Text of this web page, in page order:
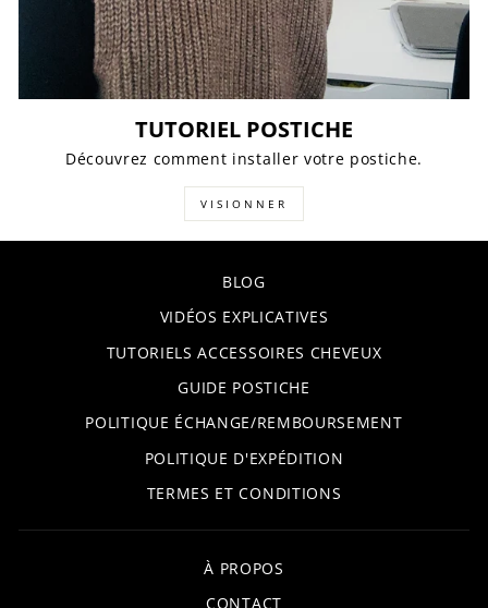
TUTORIEL POSTICHE
Découvrez comment installer votre postiche.
VISIONNER
BLOG
VIDÉOS EXPLICATIVES
TUTORIELS ACCESSOIRES CHEVEUX
GUIDE POSTICHE
POLITIQUE ÉCHANGE/REMBOURSEMENT
POLITIQUE D'EXPÉDITION
TERMES ET CONDITIONS
À PROPOS
CONTACT